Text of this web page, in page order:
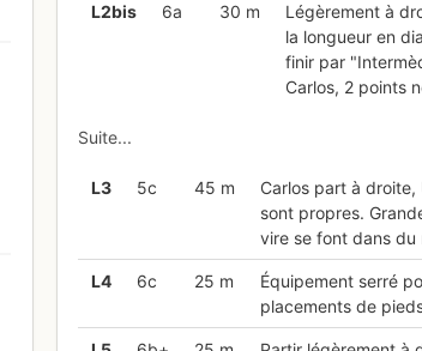
L2bis 6a 30 m
Légèrement à
la longueur en
finir par
Carlos, 2 points
Suite...
L3 5c 45 m
Carlos part à
sont propres.
vire se font dans du
L4 6c 25 m
Équipement serré
placements de